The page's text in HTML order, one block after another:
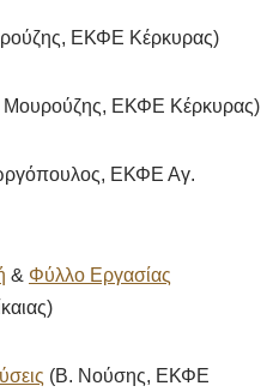
ΕΚΦΕ Κέρκυρας)
Μουρούζης, ΕΚΦΕ Κέρκυρας)
ΕΚΦΕ Αγ.
& Φύλλο Εργασίας
(Β. Νούσης, ΕΚΦΕ